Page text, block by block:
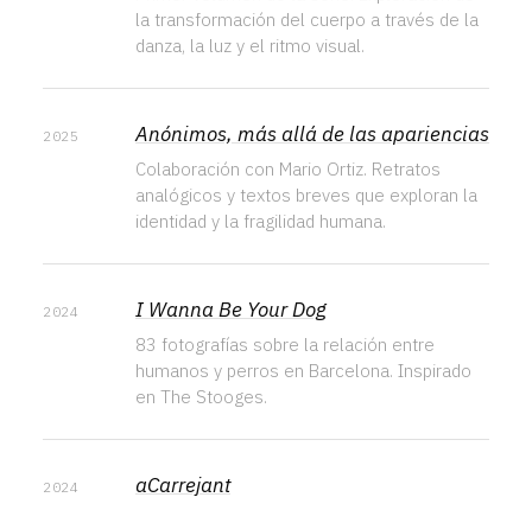
la transformación del cuerpo a través de la
danza, la luz y el ritmo visual.
2025 Anónimos, más allá de las apariencias
Colaboración con Mario Ortiz. Retratos
analógicos y textos breves que exploran la
identidad y la fragilidad humana.
2024 I Wanna Be Your Dog
83 fotografías sobre la relación entre
humanos y perros en Barcelona. Inspirado
en The Stooges.
2024 aCarrejant